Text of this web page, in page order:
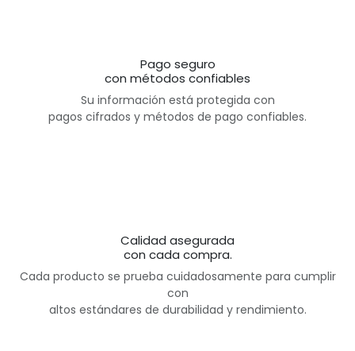
Pago seguro
con métodos confiables
Su información está protegida con
pagos cifrados y métodos de pago confiables.
Calidad asegurada
con cada compra.
Cada producto se prueba cuidadosamente para cumplir
con
altos estándares de durabilidad y rendimiento.